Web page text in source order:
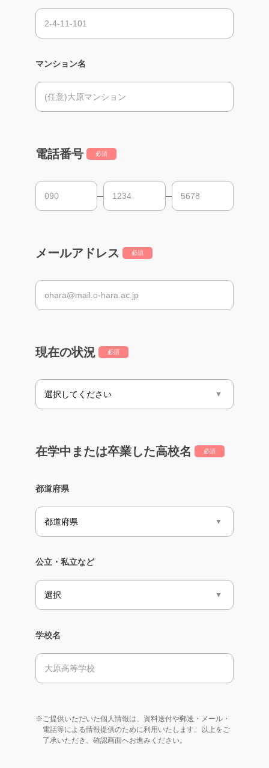
マンション名
電話番号 必須
メールアドレス 必須
現在の状況 必須
在学中または卒業した高校名 必須
都道府県
公立・私立など
学校名
※ご提供いただいた個人情報は、資料送付や郵送・メール・
電話等による情報提供のために利用いたします。以上をご
了承いただき、確認画面へお進みください。